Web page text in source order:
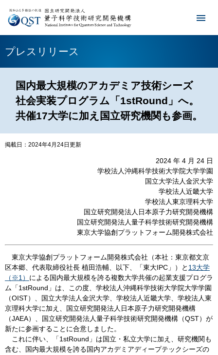
プレスリリース
国内最大規模のアカデミア技術シーズ
社会実装プログラム「1stRound」へ。
共催17大学に加え国立研究機関も参画。
掲載日：2024年4月24日更新
2024 年 4 月 24 日
学校法人沖縄科学技術大学院大学学園
国立大学法人金沢大学
学校法人近畿大学
学校法人東京理科大学
国立研究開発法人日本原子力研究開発機構
国立研究開発法人量子科学技術研究開発機構
東京大学協創プラットフォーム開発株式会社
​ 東京大学協創プラットフォーム開発株式会社（本社：東京都文京
区本郷、代表取締役社長 植田浩輔、以下、「東大IPC」）と 13大学
（※1） による国内最大規模を誇る複数大学共催の起業支援プログラ
ム「1stRound」は、この度、学校法人沖縄科学技術大学院大学学園
（OIST）、国立大学法人金沢大学、学校法人近畿大学、学校法人東
京理科大学に加え、国立研究開発法人日本原子力研究開発機構
（JAEA）、国立研究開発法人量子科学技術研究開発機構（QST）が
新たに参画することに合意しました。
これに伴い、「1stRound」は国立・私立大学に加え、研究機関も
含む、国内最大規模を誇る国内アカデミアディープテックシーズの